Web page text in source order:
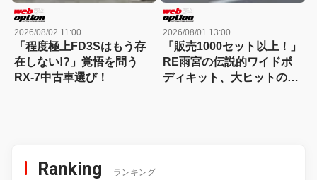
2026/08/02 11:00
「程度極上FD3Sはもう存
在しない!?」覚悟を問う
RX-7中古車選び！
2026/08/01 13:00
「販売1000セット以上！」
RE雨宮の伝説的ワイドボ
ディキット、大ヒットの舞
Ranking ランキング